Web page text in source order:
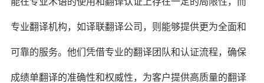
专业翻译机构，如译联翻译公司，则能够提供更为全面和
可靠的服务。他们凭借专业的翻译团队和认证流程，确保
成绩单翻译的准确性和权威性，为客户提供高质量的翻译